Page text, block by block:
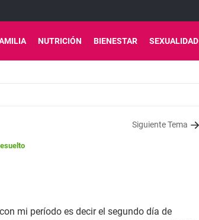
NUTRICIÓN BIENESTAR SEXUALIDAD
Siguiente Tema
mi período es decir el segundo día de